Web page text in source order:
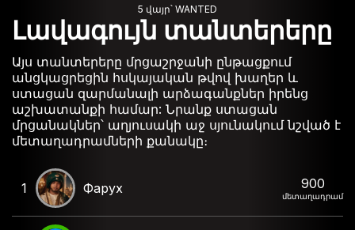
5 վայր՝ WANTED
Լավագույն տանտերերը
Այս տանտերերը մրցաշրջանի ընթացքում
անցկացրեցին հսկայական թվով խաղեր և
ստացան զարմանալի արձագանքներ իրենց
աշխատանքի համար: Նրանք ստացան
մրցանակներ՝ աղյուսակի աջ սյունակում նշված է
մետաղադրամների քանակը։
1 Фарух 900
մետաղադրամ